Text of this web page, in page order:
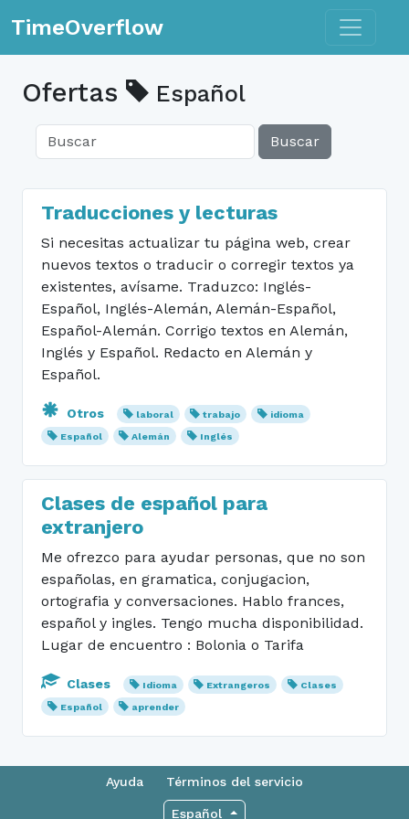
TimeOverflow Toggle
Ofertas Español
Buscar
Traducciones y lecturas
Si necesitas actualizar tu página web, crear
nuevos textos o traducir o corregir textos ya
existentes, avísame. Traduzco: Inglés-
Español, Inglés-Alemán, Alemán-Español,
Español-Alemán. Corrigo textos en Alemán,
Inglés y Español. Redacto en Alemán y
Español.
Otros laboral trabajo
idioma
Español
Alemán Inglés
Clases de español para
extranjero
Me ofrezco para ayudar personas, que no son
españolas, en gramatica, conjugacion,
ortografia y conversaciones. Hablo frances,
español y ingles. Tengo mucha disponibilidad.
Lugar de encuentro : Bolonia o Tarifa
Clases Idioma Extrangeros
Clases
Español
aprender
Ayuda Términos del servicio
Español